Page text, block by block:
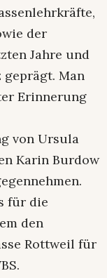
der
Jahre und
Man
Erinnerung
von Ursula
Karin Burdow
für die
den
Rottweil für